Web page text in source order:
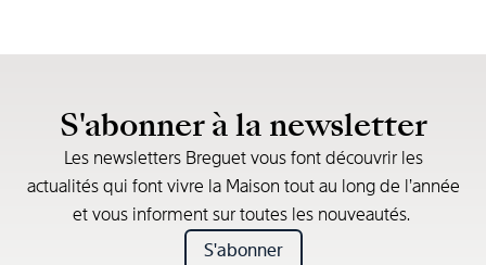
S'abonner à la newsletter
Les newsletters Breguet vous font découvrir les
actualités qui font vivre la Maison tout au long de l’année
et vous informent sur toutes les nouveautés.
S'abonner